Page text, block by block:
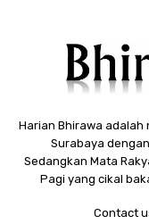
Harian Bhirawa
Surabaya
Sedangkan Mata
Pagi yang cikal
Contact